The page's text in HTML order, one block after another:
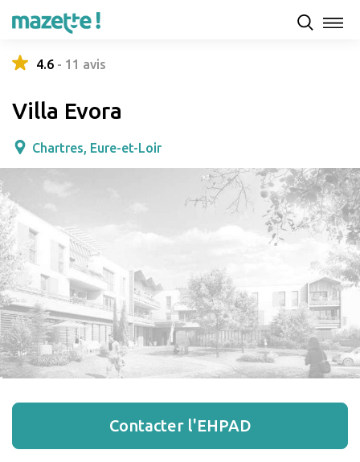
4.6 - 11 avis
Villa Evora
Chartres, Eure-et-Loir
Contacter l'EHPAD